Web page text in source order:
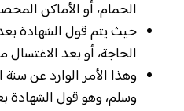
الحمام، أو الأماكن
حيث يتم قول الشهادة
الحاجة، أو بعد
وهذا الأمر الوارد عن
وسلم، وهو قول الشهادة